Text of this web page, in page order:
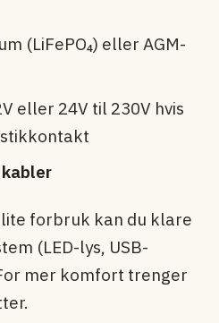
(LiFePO₄) eller AGM-
eller 24V til 230V hvis
forbruk kan du klare
(LED-lys, USB-
mer komfort trenger